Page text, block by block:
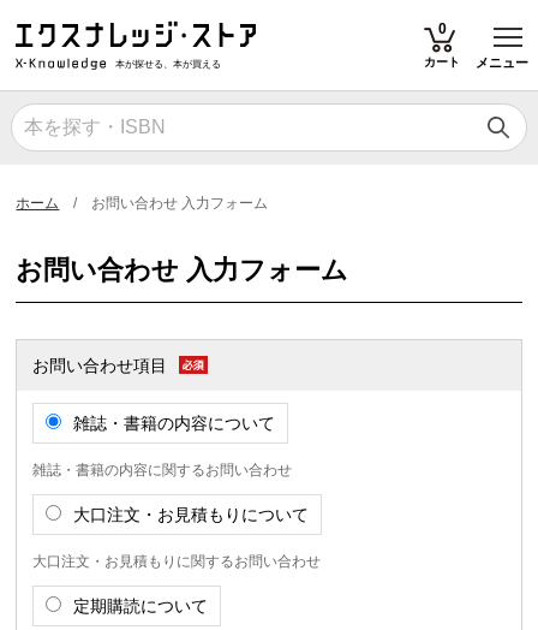
本が探せる、本が買える
0
カート メニュー
ホーム お問い合わせ 入力フォーム
お問い合わせ 入力フォーム
お問い合わせ項目
雑誌・書籍の内容について
雑誌・書籍の内容に関するお問い合わせ
大口注文・お見積もりについて
大口注文・お見積もりに関するお問い合わせ
定期購読について